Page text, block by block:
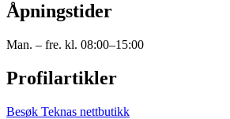
Åpningstider
Man. – fre. kl. 08:00–15:00
Profilartikler
Besøk Teknas nettbutikk